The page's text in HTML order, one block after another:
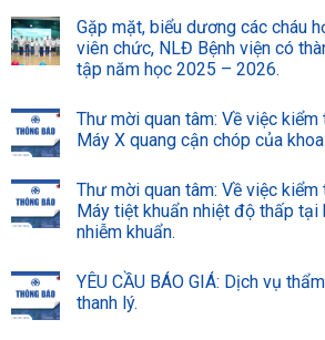
Gặp mặt, biểu dương các cháu
viên chức, NLĐ Bệnh viện có
tập năm học 2025 – 2026.
Thư mời quan tâm: Về việc
Máy X quang cận chóp của
Thư mời quan tâm: Về việc
Máy tiệt khuẩn nhiệt độ thấp tại
nhiễm khuẩn.
YÊU CẦU BÁO GIÁ: Dịch vụ
thanh lý.